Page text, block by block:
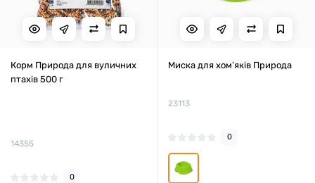
Корм Природа для вуличних
птахів 500 г
14355
0
Миска для хом’яків Природа
23113
0